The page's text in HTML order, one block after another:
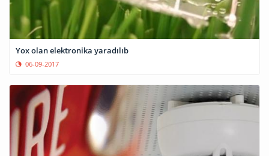
Yox olan elektronika yaradılıb
06-09-2017